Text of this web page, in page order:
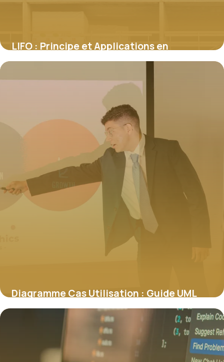
LIFO : Principe et Applications en
Programmation
28 mai 2026
Diagramme Cas Utilisation : Guide UML
Complet